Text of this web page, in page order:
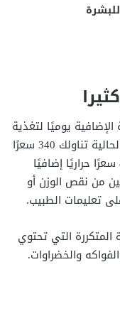
الإضافية يوميًا لتغذية
طفلك الذي ينمو، حيث تتطلب الإرشادات الحالية تناولك 340 سعرًا
حراريًا إضافيًا يوميًا في الثلث الثاني و450 سعرًا حراريًا إضافيًا
من نقص الوزن أو
تعليمات الطبيب.
التي تحتوي
والخضراوات.